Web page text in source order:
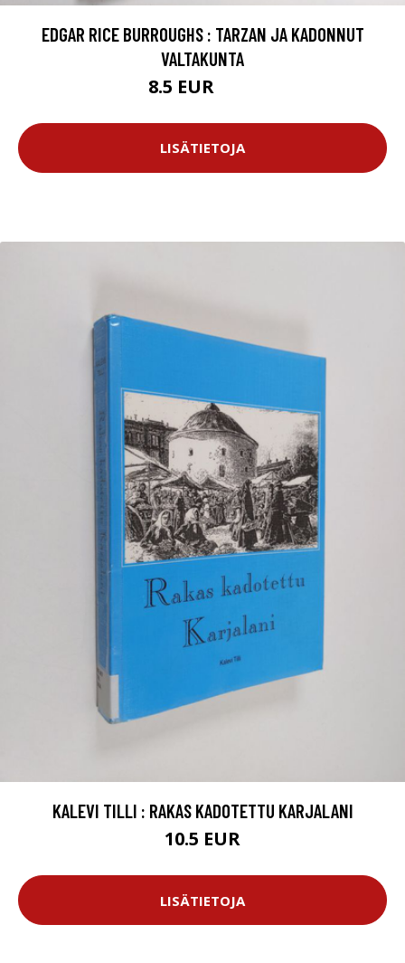
EDGAR RICE BURROUGHS : TARZAN JA KADONNUT
VALTAKUNTA
8.5 EUR
LISÄTIETOJA
KALEVI TILLI : RAKAS KADOTETTU KARJALANI
10.5 EUR
LISÄTIETOJA